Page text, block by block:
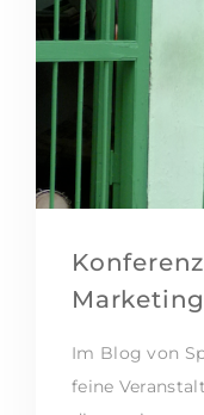
Im Blog von
feine